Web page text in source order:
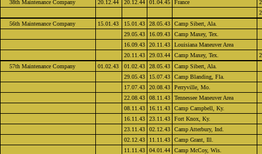
38th Maintenance Company
20.12.44 20.12.44 01.04.45 France
56th Maintenance Company
15.01.43 15.01.43 28.05.43
Camp Sibert, Ala.
29.05.43
16.09.43
Camp Maxey, Tex.
16.09.43
20.11.43
Louisiana Maneuver Area
20.11.43
29.03.44 Camp Maxey, Tex.
57th Maintenance Company
01.02.43 01.02.43 28.05.43
Camp Sibert, Ala.
29.05.43
15.07.43
Camp Blanding, Fla.
17.07.43
20.08.43
Perryville, Mo.
22.08.43
08.11.43
Tennessee Maneuver Area
08.11.43
16.11.43
Camp Campbell, Ky.
16.11.43
23.11.43
Fort Knox, Ky.
23.11.43
02.12.43
Camp Atterbury, Ind.
02.12.43
11.11.43
Camp Grant, Ill.
11.11.43
04.01.44
Camp McCoy, Wis.